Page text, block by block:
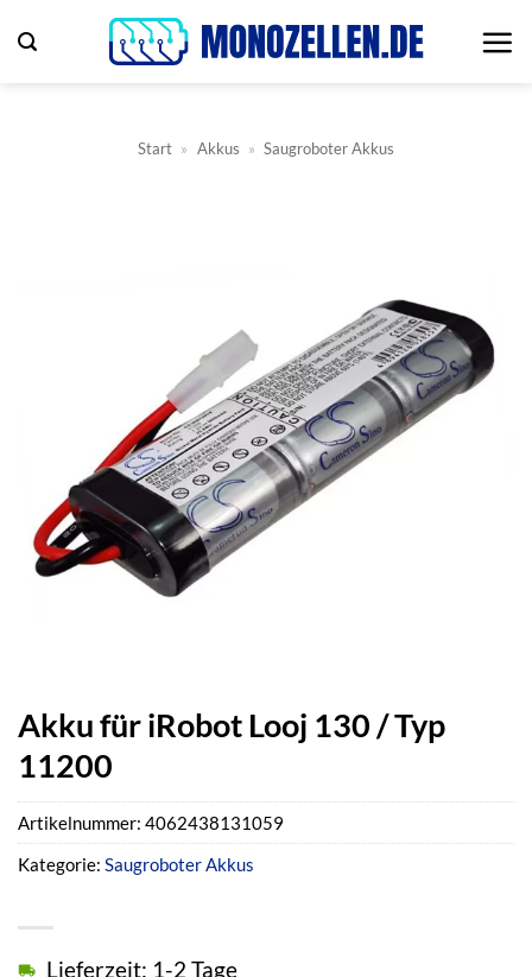
Inhalt
Start » Akkus » Saugroboter Akkus
Akku für iRobot Looj 130 / Typ
11200
Lieferzeit: 1-2 Tage
Artikelnummer: 4062438131059
Kategorie: Saugroboter Akkus